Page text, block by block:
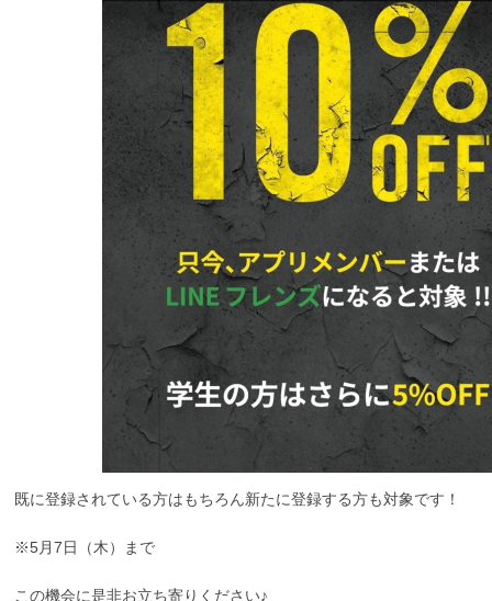
既に登録されている方はもちろん新たに登録する方も対象です！
※5月7日（木）まで
この機会に是非お立ち寄りください♪